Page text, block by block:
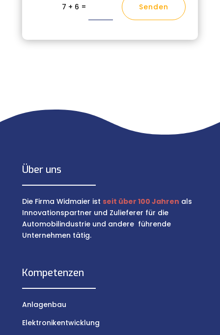
7 + 6 = Senden
Über uns
Die Firma Widmaier ist seit über 100 Jahren als
Innovationspartner und Zulieferer für die
Automobilindustrie und andere führende
Unternehmen tätig.
Kompetenzen
Anlagenbau
Elektronikentwicklung